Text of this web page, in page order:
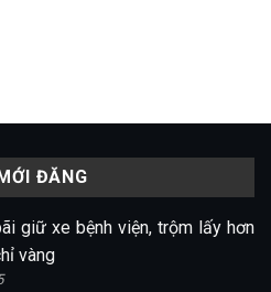
ĐĂNG
giữ xe bệnh viện, trộm lấy hơn
vàng